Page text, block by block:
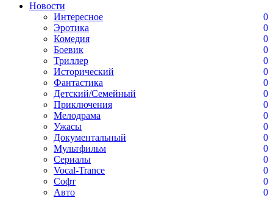
Новости
Интересное
0
Эротика
0
Комедия
0
Боевик
0
Триллер
0
Исторический
0
Фантастика
0
Детский/Семейный
0
Приключения
0
Мелодрама
0
Ужасы
0
Документальный
0
Мультфильм
0
Сериалы
0
Vocal-Trance
0
Софт
0
Авто
0